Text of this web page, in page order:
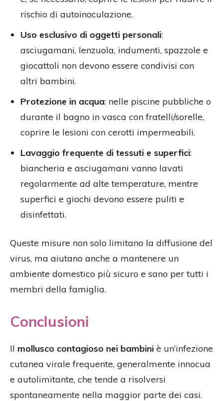
rischio di autoinoculazione.
Uso esclusivo di oggetti personali:
asciugamani, lenzuola, indumenti, spazzole e
giocattoli non devono essere condivisi con
altri bambini.
Protezione in acqua: nelle piscine pubbliche o
durante il bagno in vasca con fratelli/sorelle,
coprire le lesioni con cerotti impermeabili.
Lavaggio frequente di tessuti e superfici:
biancheria e asciugamani vanno lavati
regolarmente ad alte temperature, mentre
superfici e giochi devono essere puliti e
disinfettati.
Queste misure non solo limitano la diffusione del
virus, ma aiutano anche a mantenere un
ambiente domestico più sicuro e sano per tutti i
membri della famiglia.
Conclusioni
Il mollusco contagioso nei bambini è un’infezione
cutanea virale frequente, generalmente innocua
e autolimitante, che tende a risolversi
spontaneamente nella maggior parte dei casi.